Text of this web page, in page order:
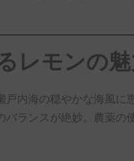
レモンの魅
戸内海の穏やかな海風
バランスが絶妙。農薬